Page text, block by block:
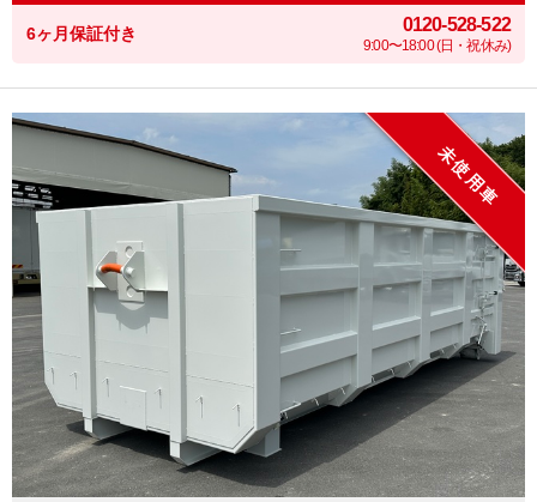
6ヶ月保証付き 0120-528-522
9:00〜18:00 (日・祝休み)
未使用車